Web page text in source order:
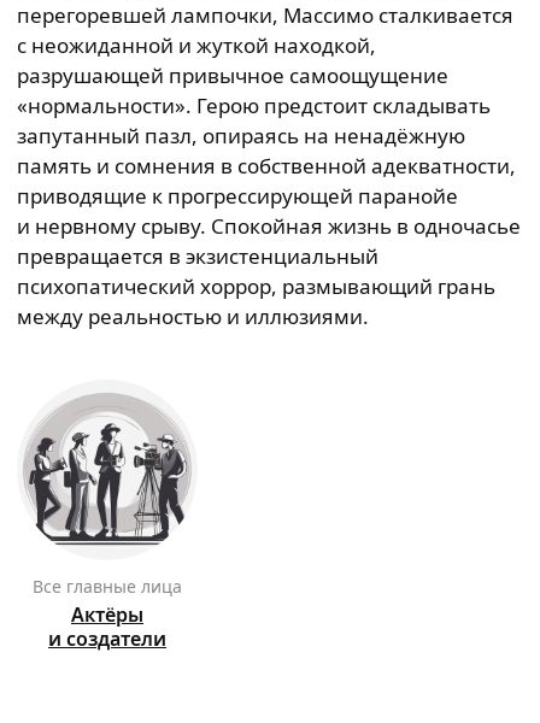
перегоревшей лампочки, Массимо сталкивается
с неожиданной и жуткой находкой,
разрушающей привычное самоощущение
«нормальности». Герою предстоит складывать
запутанный пазл, опираясь на ненадёжную
память и сомнения в собственной адекватности,
приводящие к прогрессирующей паранойе
и нервному срыву. Спокойная жизнь в одночасье
превращается в экзистенциальный
психопатический хоррор, размывающий грань
между реальностью и иллюзиями.
Все главные лица
Актёры
и создатели